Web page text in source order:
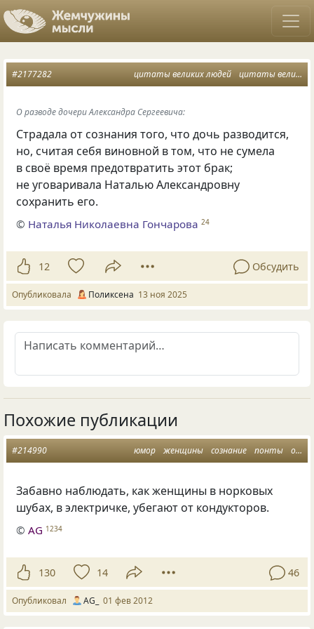
цитаты великих людей цитаты великих женщин
#2177282
О разводе дочери Александра Сергеевича:
Страдала от сознания того, что дочь разводится,
но, считая себя виновной в том, что не сумела
в своё время предотвратить этот брак;
не уговаривала Наталью Александровну
сохранить его.
© Наталья Николаевна Гончарова 24
12 Обсудить
Опубликовала Поликсена 13 ноя 2025
Похожие публикации
юмор женщины сознание понты ответственность
#214990
Забавно наблюдать, как женщины в норковых
шубах, в электричке, убегают от кондукторов.
©AG 1234
130 14 46
Опубликовал AG_ 01 фев 2012